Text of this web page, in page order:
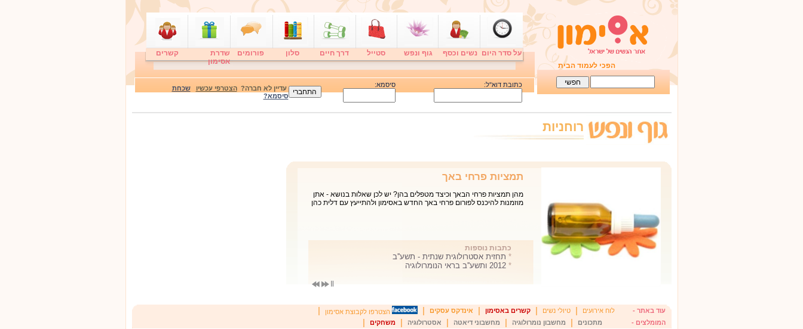
הפכי לעמוד הבית
על סדר היום נשים וכסף גוף ונפש סטייל דרך חיים סלון פורומים
שדרת
אסימון
קשרים
כתובת דוא"ל: סיסמא: עדיין לא חברה?הצטרפי עכשיו
שכחת
סיסמא?
רוחניות
תמציות פרחי באך
מהן תמציות פרחי הבאך וכיצד מטפלים בהן? יש לכן שאלות בנושא - אתן
מוזמנות להיכנס לפורום פרחי באך החדש באסימון ולהתייעץ עם דלית כהן
כתבות נוספות
* תחזית אסטרולוגית שנתית - תשע''ב
*2012 ותשע''ב בראי הנומרולוגיה
עוד באתר - לוח אירועים |טיולי נשים |קשרים באסימון אינדקס עסקים הצטרפו לקבוצת אסימון
המומלצים - מתכונים מחשבון נומרולוגיה מחשבוני דיאטה אסטרולוגיה |משחקים